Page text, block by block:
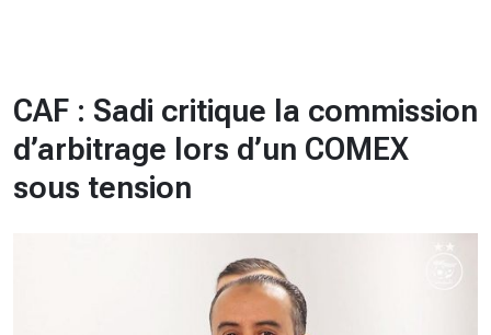
CAF : Sadi critique la commission
d’arbitrage lors d’un COMEX
sous tension